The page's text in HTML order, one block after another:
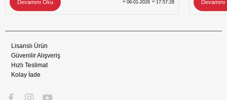
Devamını Oku 06-01-2026 17:57:28
Lisanslı Ürün
Güvenilir Alışveriş
Hızlı Teslimat
Kolay İade